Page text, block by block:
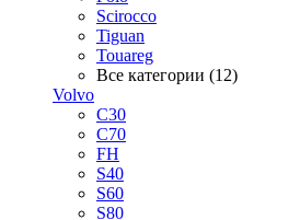
Scirocco
Tiguan
Touareg
Все категории (12)
Volvo
C30
C70
FH
S40
S60
S80